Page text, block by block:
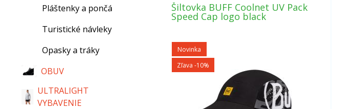
Šiltovka BUFF Coolnet UV Pack
Speed Cap logo black
Novinka
Zľava -10%
Pláštenky a pončá
Turistické návleky
Opasky a tráky
OBUV
ULTRALIGHT
VYBAVENIE